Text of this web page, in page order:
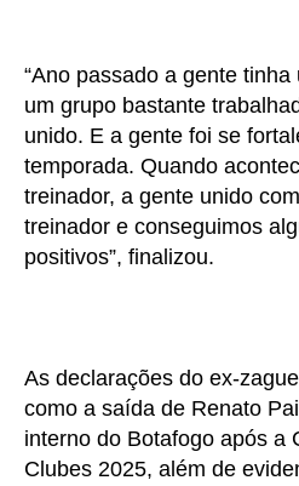
“Ano passado a gente
um grupo bastante
unido. E a gente foi se
temporada. Quando
treinador, a gente unido
treinador e conseguimos
positivos”, finalizou.
As declarações do ex-
como a saída de Renato
interno do Botafogo após a
Clubes 2025, além de